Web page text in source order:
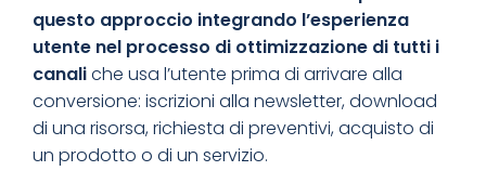
questo approccio integrando l’esperienza
utente nel processo di ottimizzazione di tutti i
canaliche usa l’utente prima di arrivare alla
conversione: iscrizioni alla newsletter, download
di una risorsa, richiesta di preventivi, acquisto di
un prodotto o di un servizio.